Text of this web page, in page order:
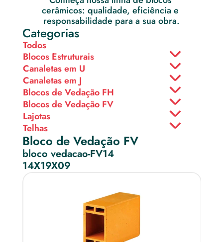
cerâmicos: qualidade, eficiência e
responsabilidade para a sua obra.
Categorias
Todos
Blocos Estruturais
Canaletas em U
Canaletas em J
Blocos de Vedação FH
Blocos de Vedação FV
Lajotas
Telhas
Bloco de Vedação FV
bloco vedacao-FV14
14X19X09